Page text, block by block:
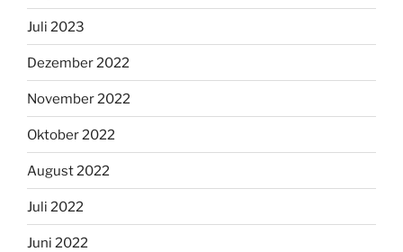
Juli 2023
Dezember 2022
November 2022
Oktober 2022
August 2022
Juli 2022
Juni 2022